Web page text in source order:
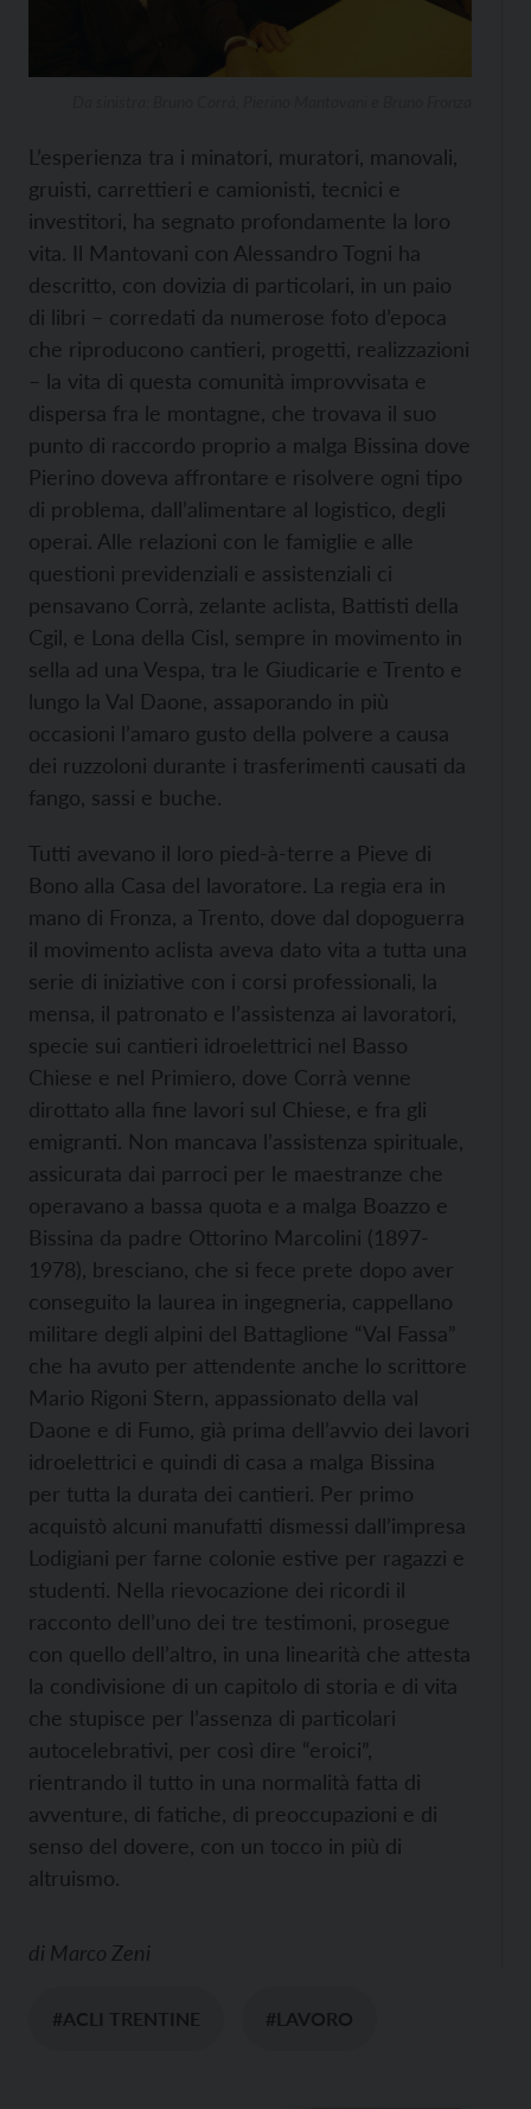
L’esperienza tra i minatori, muratori, manovali,
gruisti, carrettieri e camionisti, tecnici e
investitori, ha segnato profondamente la loro
vita. Il Mantovani con Alessandro Togni ha
descritto, con dovizia di particolari, in un paio
di libri – corredati da numerose foto d’epoca
che riproducono cantieri, progetti, realizzazioni
– la vita di questa comunità improvvisata e
dispersa fra le montagne, che trovava il suo
punto di raccordo proprio a malga Bissina dove
Pierino doveva affrontare e risolvere ogni tipo
di problema, dall’alimentare al logistico, degli
operai. Alle relazioni con le famiglie e alle
questioni previdenziali e assistenziali ci
pensavano Corrà, zelante aclista, Battisti della
Cgil, e Lona della Cisl, sempre in movimento in
sella ad una Vespa, tra le Giudicarie e Trento e
lungo la Val Daone, assaporando in più
occasioni l’amaro gusto della polvere a causa
dei ruzzoloni durante i trasferimenti causati da
fango, sassi e buche.
Tutti avevano il loro pied-à-terre a Pieve di
Bono alla Casa del lavoratore. La regia era in
mano di Fronza, a Trento, dove dal dopoguerra
il movimento aclista aveva dato vita a tutta una
serie di iniziative con i corsi professionali, la
mensa, il patronato e l’assistenza ai lavoratori,
specie sui cantieri idroelettrici nel Basso
Chiese e nel Primiero, dove Corrà venne
dirottato alla fine lavori sul Chiese, e fra gli
emigranti. Non mancava l’assistenza spirituale,
assicurata dai parroci per le maestranze che
operavano a bassa quota e a malga Boazzo e
Bissina da padre Ottorino Marcolini (1897-
1978), bresciano, che si fece prete dopo aver
conseguito la laurea in ingegneria, cappellano
militare degli alpini del Battaglione “Val Fassa”
che ha avuto per attendente anche lo scrittore
Mario Rigoni Stern, appassionato della val
Daone e di Fumo, già prima dell’avvio dei lavori
idroelettrici e quindi di casa a malga Bissina
per tutta la durata dei cantieri. Per primo
acquistò alcuni manufatti dismessi dall’impresa
Lodigiani per farne colonie estive per ragazzi e
studenti. Nella rievocazione dei ricordi il
racconto dell’uno dei tre testimoni, prosegue
con quello dell’altro, in una linearità che attesta
la condivisione di un capitolo di storia e di vita
che stupisce per l’assenza di particolari
autocelebrativi, per così dire “eroici”,
rientrando il tutto in una normalità fatta di
avventure, di fatiche, di preoccupazioni e di
senso del dovere, con un tocco in più di
altruismo.
di Marco Zeni
#ACLI TRENTINE #LAVORO